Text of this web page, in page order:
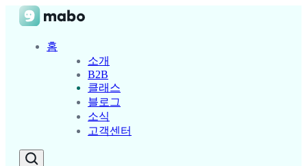
홈
소개
B2B
클래스
블로그
소식
고객센터